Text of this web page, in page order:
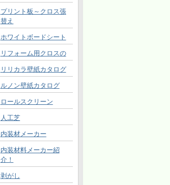
プリント板～クロス張
替え
ホワイトボードシート
リフォーム用クロスの
リリカラ壁紙カタログ
ルノン壁紙カタログ
ロールスクリーン
人工芝
内装材メーカー
内装材料メーカー紹
介！
剥がし